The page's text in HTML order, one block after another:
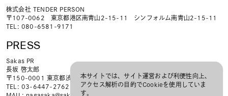
株式会社 TENDER PERSON
〒107-0062 東京都港区南青山2-15-11 シンフォルム南青山2-15-11
TEL: 080-6581-9171
PRESS
Sakas PR
長坂 啓太郎
〒150-0001 東京都渋谷区神宮前3-15-21 ヒルトップ原宿301
TEL: 03-6447-2762
本サイトでは、サイト運営および利便性向上、
アクセス解析の目的でCookieを使用していま
す。